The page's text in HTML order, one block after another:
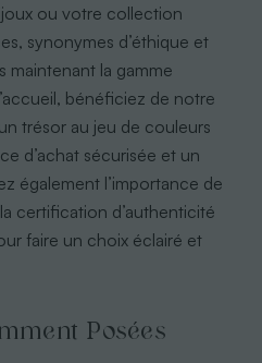
ou votre collection
synonymes d’éthique et
maintenant la gamme
bénéficiez de notre
trésor au jeu de couleurs
d’achat sécurisée et un
également l’importance de
certification d’authenticité
faire un choix éclairé et
Posées